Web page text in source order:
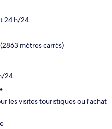
24 h/24
mètres carrés)
24
les visites touristiques ou l'achat